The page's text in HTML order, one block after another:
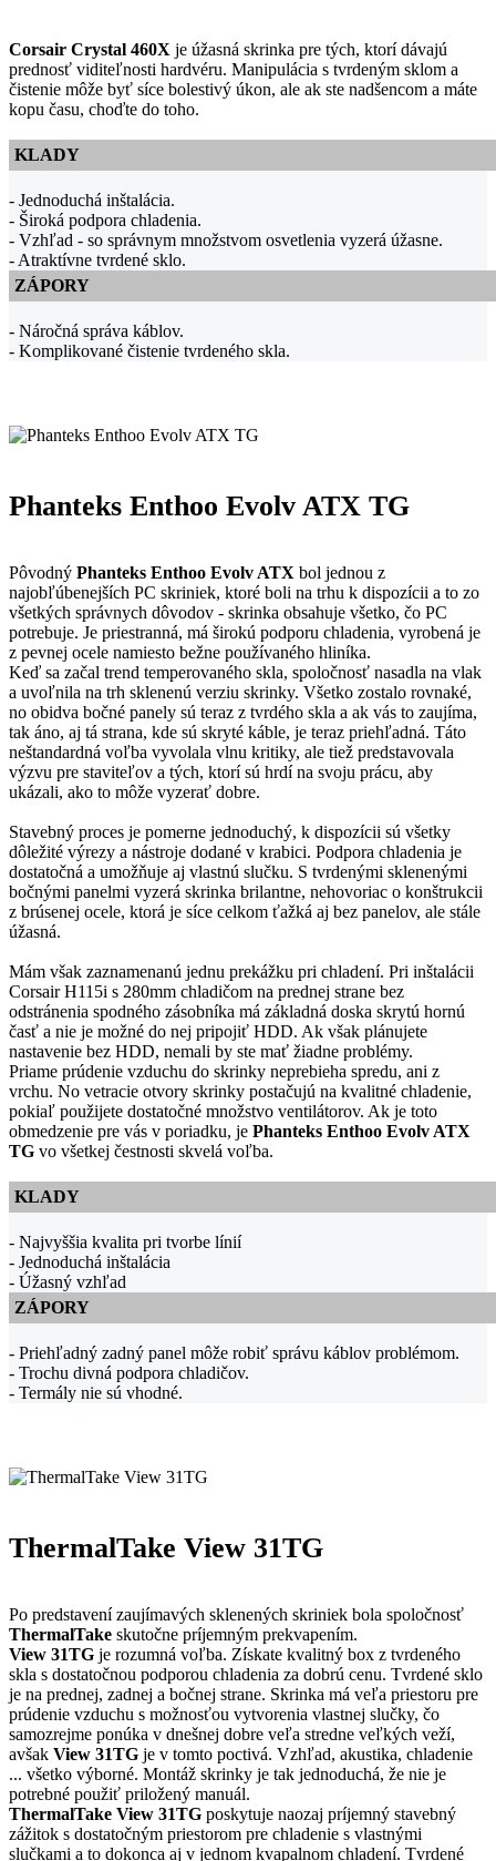
Corsair Crystal 460X je úžasná skrinka pre tých, ktorí dávajú
prednosť viditeľnosti hardvéru. Manipulácia s tvrdeným sklom a
čistenie môže byť síce bolestivý úkon, ale ak ste nadšencom a máte
kopu času, choďte do toho.
KLADY
- Jednoduchá inštalácia.
- Široká podpora chladenia.
- Vzhľad - so správnym množstvom osvetlenia vyzerá úžasne.
- Atraktívne tvrdené sklo.
ZÁPORY
- Náročná správa káblov.
- Komplikované čistenie tvrdeného skla.
Phanteks Enthoo Evolv ATX TG
Pôvodný Phanteks Enthoo Evolv ATX bol jednou z
najobľúbenejších PC skriniek, ktoré boli na trhu k dispozícii a to zo
všetkých správnych dôvodov - skrinka obsahuje všetko, čo PC
potrebuje. Je priestranná, má širokú podporu chladenia, vyrobená je
z pevnej ocele namiesto bežne používaného hliníka.
Keď sa začal trend temperovaného skla, spoločnosť nasadla na vlak
a uvoľnila na trh sklenenú verziu skrinky. Všetko zostalo rovnaké,
no obidva bočné panely sú teraz z tvrdého skla a ak vás to zaujíma,
tak áno, aj tá strana, kde sú skryté káble, je teraz priehľadná. Táto
neštandardná voľba vyvolala vlnu kritiky, ale tiež predstavovala
výzvu pre staviteľov a tých, ktorí sú hrdí na svoju prácu, aby
ukázali, ako to môže vyzerať dobre.
Stavebný proces je pomerne jednoduchý, k dispozícii sú všetky
dôležité výrezy a nástroje dodané v krabici. Podpora chladenia je
dostatočná a umožňuje aj vlastnú slučku. S tvrdenými sklenenými
bočnými panelmi vyzerá skrinka brilantne, nehovoriac o konštrukcii
z brúsenej ocele, ktorá je síce celkom ťažká aj bez panelov, ale stále
úžasná.
Mám však zaznamenanú jednu prekážku pri chladení. Pri inštalácii
Corsair H115i s 280mm chladičom na prednej strane bez
odstránenia spodného zásobníka má základná doska skrytú hornú
časť a nie je možné do nej pripojiť HDD. Ak však plánujete
nastavenie bez HDD, nemali by ste mať žiadne problémy.
Priame prúdenie vzduchu do skrinky neprebieha spredu, ani z
vrchu. No vetracie otvory skrinky postačujú na kvalitné chladenie,
pokiaľ použijete dostatočné množstvo ventilátorov. Ak je toto
obmedzenie pre vás v poriadku, je Phanteks Enthoo Evolv ATX
TG vo všetkej čestnosti skvelá voľba.
KLADY
- Najvyššia kvalita pri tvorbe línií
- Jednoduchá inštalácia
- Úžasný vzhľad
ZÁPORY
- Priehľadný zadný panel môže robiť správu káblov problémom.
- Trochu divná podpora chladičov.
- Termály nie sú vhodné.
ThermalTake View 31TG
Po predstavení zaujímavých sklenených skriniek bola spoločnosť
ThermalTake skutočne príjemným prekvapením.
View 31TG je rozumná voľba. Získate kvalitný box z tvrdeného
skla s dostatočnou podporou chladenia za dobrú cenu. Tvrdené sklo
je na prednej, zadnej a bočnej strane. Skrinka má veľa priestoru pre
prúdenie vzduchu s možnosťou vytvorenia vlastnej slučky, čo
samozrejme ponúka v dnešnej dobre veľa stredne veľkých veží,
avšak View 31TG je v tomto poctivá. Vzhľad, akustika, chladenie
... všetko výborné. Montáž skrinky je tak jednoduchá, že nie je
potrebné použiť priložený manuál.
ThermalTake View 31TG poskytuje naozaj príjemný stavebný
zážitok s dostatočným priestorom pre chladenie s vlastnými
slučkami a to dokonca aj v jednom kvapalnom chladení. Tvrdené